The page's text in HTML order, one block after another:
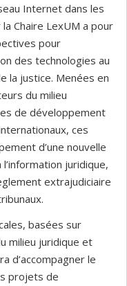
Internet dans les
Chaire LexUM a pour
pour
des technologies au
la justice. Menées en
du milieu
de développement
ces
d’une nouvelle
l’information juridique,
extrajudiciaire
basées sur
milieu juridique et
d’accompagner le
projets de